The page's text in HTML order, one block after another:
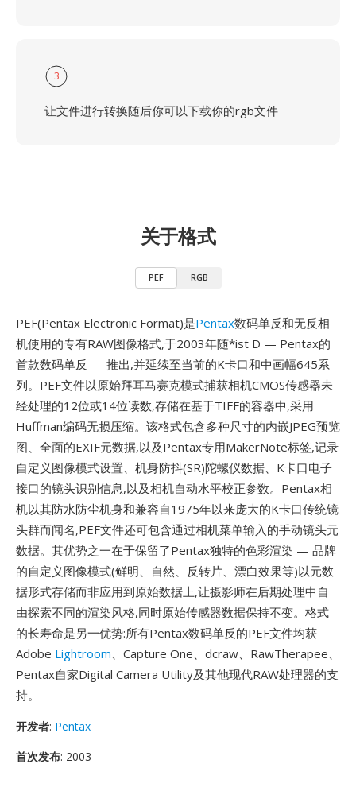
3
让文件进行转换随后你可以下载你的rgb文件
关于格式
PEF RGB
PEF(Pentax Electronic Format)是Pentax数码单反和无反相
机使用的专有RAW图像格式,于2003年随*ist D — Pentax的
首款数码单反 — 推出,并延续至当前的K卡口和中画幅645系
列。PEF文件以原始拜耳马赛克模式捕获相机CMOS传感器未
经处理的12位或14位读数,存储在基于TIFF的容器中,采用
Huffman编码无损压缩。该格式包含多种尺寸的内嵌JPEG预览
图、全面的EXIF元数据,以及Pentax专用MakerNote标签,记录
自定义图像模式设置、机身防抖(SR)陀螺仪数据、K卡口电子
接口的镜头识别信息,以及相机自动水平校正参数。Pentax相
机以其防水防尘机身和兼容自1975年以来庞大的K卡口传统镜
头群而闻名,PEF文件还可包含通过相机菜单输入的手动镜头元
数据。其优势之一在于保留了Pentax独特的色彩渲染 — 品牌
的自定义图像模式(鲜明、自然、反转片、漂白效果等)以元数
据形式存储而非应用到原始数据上,让摄影师在后期处理中自
由探索不同的渲染风格,同时原始传感器数据保持不变。格式
的长寿命是另一优势:所有Pentax数码单反的PEF文件均获
Adobe Lightroom、Capture One、dcraw、RawTherapee、
Pentax自家Digital Camera Utility及其他现代RAW处理器的支
持。
开发者: Pentax
首次发布: 2003